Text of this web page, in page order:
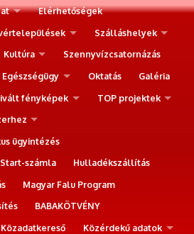
Elérhetőségek
Szálláshelyek
Kultúra
Szennyvízcsatornázás
Egészségügy Oktatás
Galéria
fényképek
TOP projektek
ügyintézés
számla
Hulladékszállítás
Magyar Falu Program
BABAKÖTVÉNY
Közadatkereső
Közérdekű adatok